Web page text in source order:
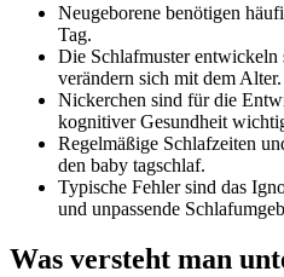
Neugeborene benötigen
Tag.
Die Schlafmuster entwickeln
verändern sich mit dem Alter.
Nickerchen sind für die
kognitiver Gesundheit
Regelmäßige Schlafzeiten
den baby tagschlaf.
Typische Fehler sind das
und unpassende
Was versteht man